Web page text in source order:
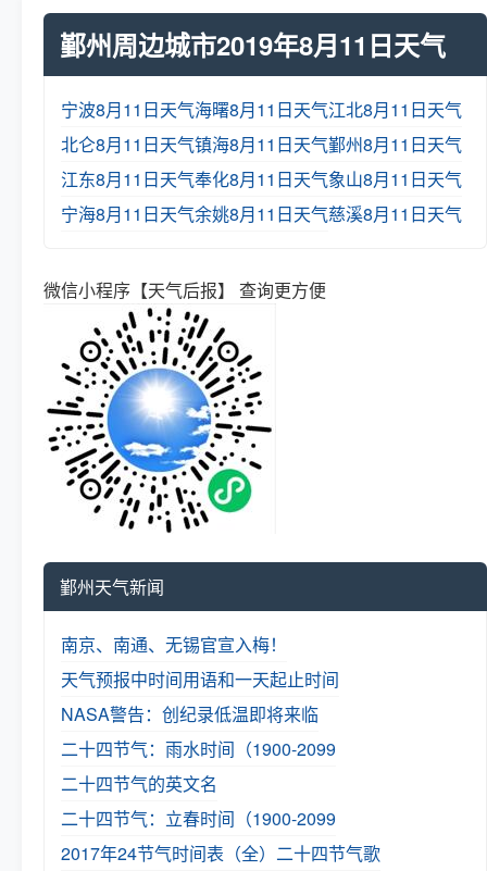
鄞州周边城市2019年8月11日天气
宁波8月11日天气海曙8月11日天气江北8月11日天气
北仑8月11日天气镇海8月11日天气鄞州8月11日天气
江东8月11日天气奉化8月11日天气象山8月11日天气
宁海8月11日天气余姚8月11日天气慈溪8月11日天气
微信小程序【天气后报】 查询更方便
鄞州天气新闻
南京、南通、无锡官宣入梅！
天气预报中时间用语和一天起止时间
NASA警告：创纪录低温即将来临
二十四节气：雨水时间（1900-2099
二十四节气的英文名
二十四节气：立春时间（1900-2099
2017年24节气时间表（全） 二十四节气歌